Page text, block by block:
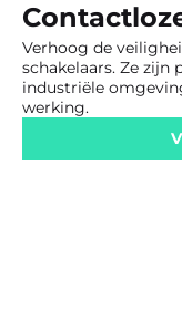
Verhoog de
schakelaars. Ze zijn
industriële
werking.